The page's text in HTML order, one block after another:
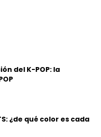
del K-POP: la
¿de qué color es cada